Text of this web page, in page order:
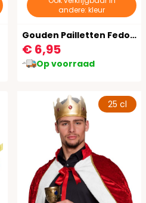
andere: kleur
Gouden Pailletten Fedora
€ 6,95
Op voorraad
25 cl